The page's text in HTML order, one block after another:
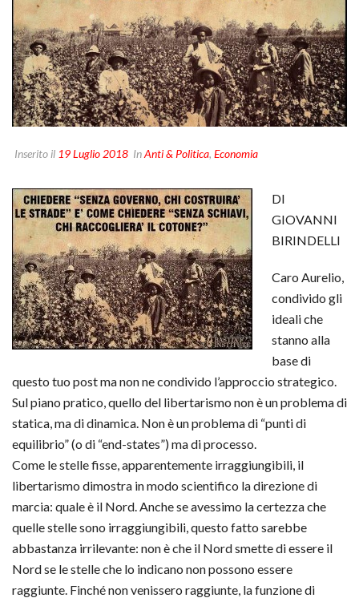
Inserito il 19 Luglio 2018 InAnti & Politica, Economia
DI
GIOVANNI
BIRINDELLI
Caro Aurelio,
condivido gli
ideali che
stanno alla
base di
questo tuo post ma non ne condivido l’approccio strategico.
Sul piano pratico, quello del libertarismo non è un problema di
statica, ma di dinamica. Non è un problema di “punti di
equilibrio” (o di “end-states”) ma di processo.
Come le stelle fisse, apparentemente irraggiungibili, il
libertarismo dimostra in modo scientifico la direzione di
marcia: quale è il Nord. Anche se avessimo la certezza che
quelle stelle sono irraggiungibili, questo fatto sarebbe
abbastanza irrilevante: non è che il Nord smette di essere il
Nord se le stelle che lo indicano non possono essere
raggiunte. Finché non venissero raggiunte, la funzione di